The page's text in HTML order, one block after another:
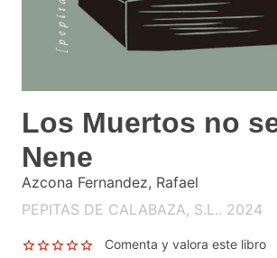
Los Muertos no
Nene
Azcona Fernandez, Rafael
PEPITAS DE CALABAZA, S.L.. 2024
Comenta y valora este libro